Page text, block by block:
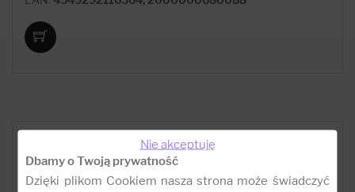
Nie akceptuję
Dbamy o Twoją prywatność
Dzięki plikom Cookiem nasza strona może świadczyć